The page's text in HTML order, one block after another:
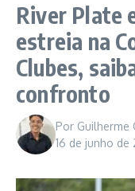
River Plate
estreia na
Clubes,
confronto
Por Guilherme
16 de junho de